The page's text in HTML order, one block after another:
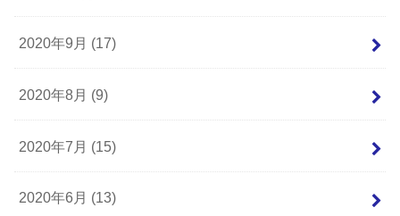
2020年9月 (17)
2020年8月 (9)
2020年7月 (15)
2020年6月 (13)